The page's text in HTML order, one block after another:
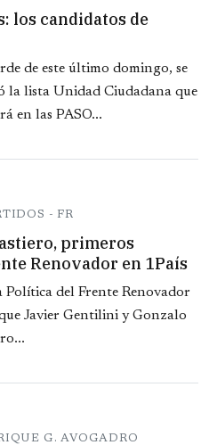
los candidatos de
de este último domingo, se
la lista Unidad Ciudadana que
en las PASO...
- FR
primeros
Renovador en 1País
Política del Frente Renovador
Javier Gentilini y Gonzalo
G. AVOGADRO